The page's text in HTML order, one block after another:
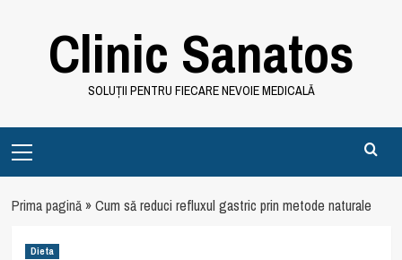
Clinic Sanatos
SOLUȚII PENTRU FIECARE NEVOIE MEDICALĂ
Menu
Prima pagină»Cum să reduci refluxul gastric prin metode naturale
Dieta